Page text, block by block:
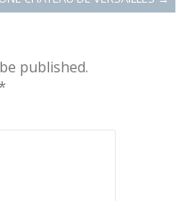
published.